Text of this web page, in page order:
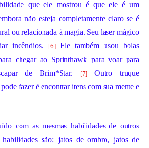
que ele mostrou é que ele é um
não esteja completamente claro se é
ou relacionada à magia. Seu laser mágico
incêndios.
[6]Ele também usou bolas
chegar ao Sprinthawk para voar para
de Brim*Star.
[7]Outro truque
fazer é encontrar itens com sua mente e
com as mesmas habilidades de outros
são: jatos de ombro, jatos de